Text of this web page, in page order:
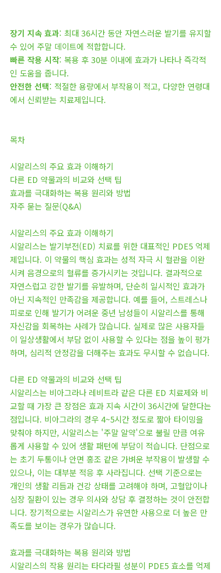
장기 지속 효과: 최대 36시간 동안 자연스러운 발기를 유지할
수 있어 주말 데이트에 적합합니다.
빠른 작용 시작: 복용 후 30분 이내에 효과가 나타나 즉각적
인 도움을 줍니다.
안전한 선택: 적절한 용량에서 부작용이 적고, 다양한 연령대
에서 신뢰받는 치료제입니다.
목차
시알리스의 주요 효과 이해하기
다른 ED 약물과의 비교와 선택 팁
효과를 극대화하는 복용 원리와 방법
자주 묻는 질문(Q&A)
시알리스의 주요 효과 이해하기
시알리스는 발기부전(ED) 치료를 위한 대표적인 PDE5 억제
제입니다. 이 약물의 핵심 효과는 성적 자극 시 혈관을 이완
시켜 음경으로의 혈류를 증가시키는 것입니다. 결과적으로
자연스럽고 강한 발기를 유발하며, 단순히 일시적인 효과가
아닌 지속적인 만족감을 제공합니다. 예를 들어, 스트레스나
피로로 인해 발기가 어려운 중년 남성들이 시알리스를 통해
자신감을 회복하는 사례가 많습니다. 실제로 많은 사용자들
이 일상생활에서 부담 없이 사용할 수 있다는 점을 높이 평가
하며, 심리적 안정감을 더해주는 효과도 무시할 수 없습니다.
다른 ED 약물과의 비교와 선택 팁
시알리스는 비아그라나 레비트라 같은 다른 ED 치료제와 비
교할 때 가장 큰 장점은 효과 지속 시간이 36시간에 달한다는
점입니다. 비아그라의 경우 4~5시간 정도로 짧아 타이밍을
맞춰야 하지만, 시알리스는 '주말 알약'으로 불릴 만큼 여유
롭게 사용할 수 있어 생활 패턴에 부담이 적습니다. 단점으로
는 초기 두통이나 안면 홍조 같은 가벼운 부작용이 발생할 수
있으나, 이는 대부분 적응 후 사라집니다. 선택 기준으로는
개인의 생활 리듬과 건강 상태를 고려해야 하며, 고혈압이나
심장 질환이 있는 경우 의사와 상담 후 결정하는 것이 안전합
니다. 장기적으로는 시알리스가 유연한 사용으로 더 높은 만
족도를 보이는 경우가 많습니다.
효과를 극대화하는 복용 원리와 방법
시알리스의 작용 원리는 타다라필 성분이 PDE5 효소를 억제